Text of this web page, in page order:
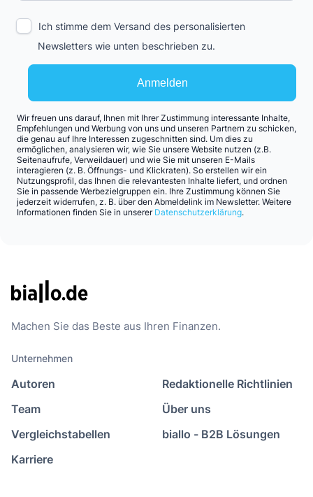
Anmelden
Ich stimme dem Versand des personalisierten
Newsletters wie unten beschrieben zu.
Wir freuen uns darauf, Ihnen mit Ihrer Zustimmung interessante Inhalte,
Empfehlungen und Werbung von uns und unseren Partnern zu schicken,
die genau auf Ihre Interessen zugeschnitten sind. Um dies zu
ermöglichen, analysieren wir, wie Sie unsere Website nutzen (z.B.
Seitenaufrufe, Verweildauer) und wie Sie mit unseren E-Mails
interagieren (z. B. Öffnungs- und Klickraten). So erstellen wir ein
Nutzungsprofil, das Ihnen die relevantesten Inhalte liefert, und ordnen
Sie in passende Werbezielgruppen ein. Ihre Zustimmung können Sie
jederzeit widerrufen, z. B. über den Abmeldelink im Newsletter. Weitere
Informationen finden Sie in unserer Datenschutzerklärung.
Machen Sie das Beste aus Ihren Finanzen.
Unternehmen
Autoren
Team
Vergleichstabellen
Karriere
Redaktionelle Richtlinien
Über uns
biallo - B2B Lösungen